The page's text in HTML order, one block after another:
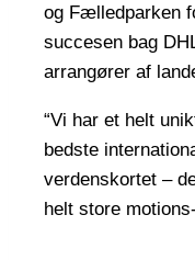
og Fælledparken
succesen bag
arrangører af
“Vi har et helt
bedste
verdenskortet –
helt store